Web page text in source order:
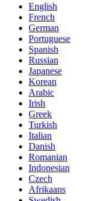
English
French
German
Portuguese
Spanish
Russian
Japanese
Korean
Arabic
Irish
Greek
Turkish
Italian
Danish
Romanian
Indonesian
Czech
Afrikaans